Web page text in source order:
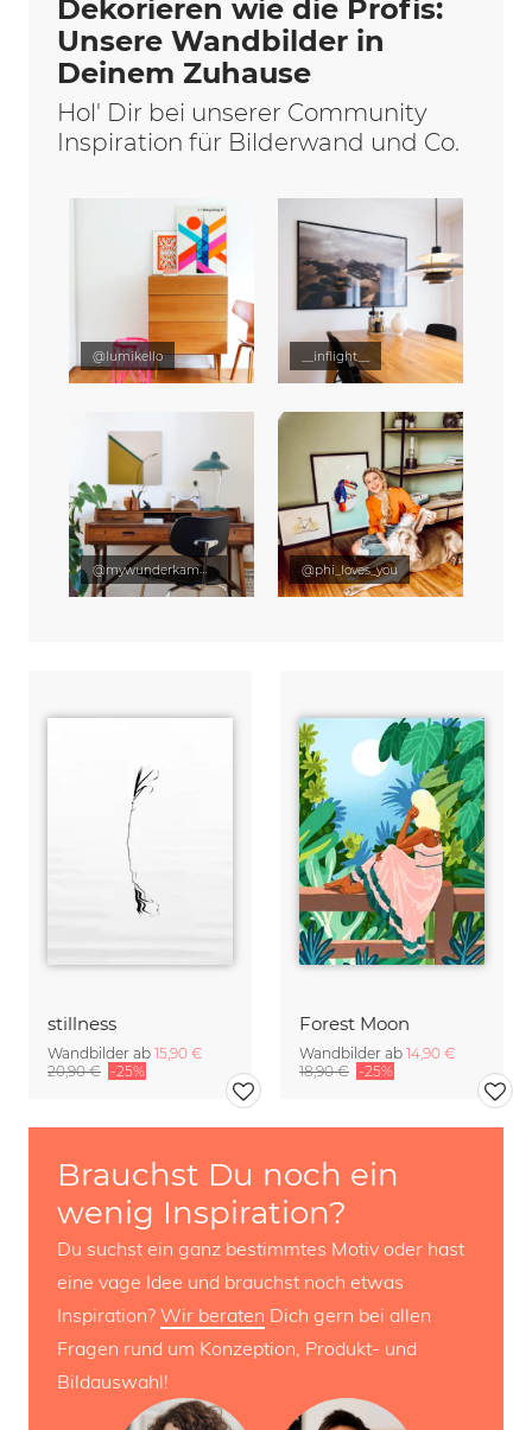
stillness
Wandbilder ab 15,90 €
20,90 € -25%
Forest Moon
Wandbilder ab 14,90 €
18,90 € -25%
Brauchst Du noch ein
wenig Inspiration?
Du suchst ein ganz bestimmtes Motiv oder hast
eine vage Idee und brauchst noch etwas
Inspiration? Wir beraten Dich gern bei allen
Fragen rund um Konzeption, Produkt- und
Bildauswahl!
Dekorieren wie die Profis:
Unsere Wandbilder in
Deinem Zuhause
Hol' Dir bei unserer Community
Inspiration für Bilderwand und Co.
@lumikello __inflight__
@mywunderkammer @phi_loves_you